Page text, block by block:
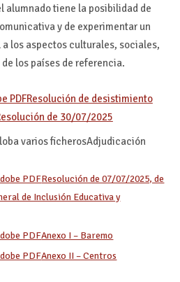
alumnado tiene la posibilidad de
y de experimentar un
los aspectos culturales, sociales,
los países de referencia.
Resolución de desistimiento
de 30/07/2025
Adjudicación
Resolución de 07/07/2025, de
de Inclusión Educativa y
Anexo I – Baremo
Anexo II – Centros